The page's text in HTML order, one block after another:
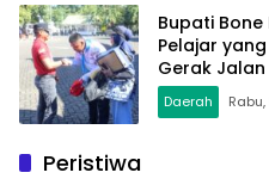
Bupati
Pelajar
Gerak
Daerah
Peristiwa